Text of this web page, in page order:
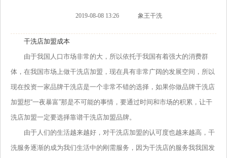
2019-08-08 13:26 象王干洗
干洗店加盟成本
由于我国人口市场非常的大，所以依托于我国有着强大的消费群
体，在我国市场上做干洗店加盟，现在具有非常广阔的发展空间，所以
现在投资一家品牌干洗店是一个非常不错的选择，如果你做品牌干洗店
加盟想“一夜暴富”那是不可能的事情，要通过时间和市场的积累，让干
洗店加盟一定要选择靠谱干洗店加盟品牌。
由于人们的生活越来越好，对干洗店加盟的认可度也越来越高，干
洗服务逐渐的成为我们生活中的刚需服务，因为干洗店的服务我我国发